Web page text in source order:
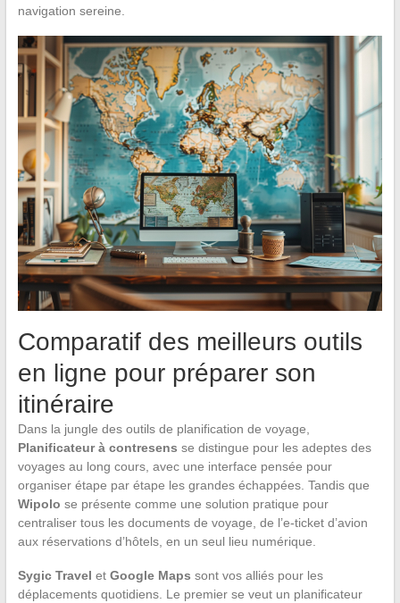
navigation sereine.
Comparatif des meilleurs outils
en ligne pour préparer son
itinéraire
Dans la jungle des outils de planification de voyage,
Planificateur à contresens se distingue pour les adeptes des
voyages au long cours, avec une interface pensée pour
organiser étape par étape les grandes échappées. Tandis que
Wipolo se présente comme une solution pratique pour
centraliser tous les documents de voyage, de l’e-ticket d’avion
aux réservations d’hôtels, en un seul lieu numérique.
Sygic Travel et Google Maps sont vos alliés pour les
déplacements quotidiens. Le premier se veut un planificateur